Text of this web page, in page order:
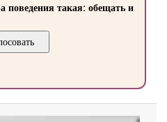
поведения такая: обещать и